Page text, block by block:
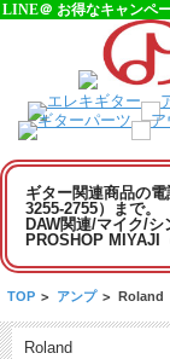
LINE＠ お得なキャンペ
ギター関連商品の
3255-2755）まで。
DAW関連/マイク/
PROSHOP MIYAJI
TOP > アンプ > Roland
Roland